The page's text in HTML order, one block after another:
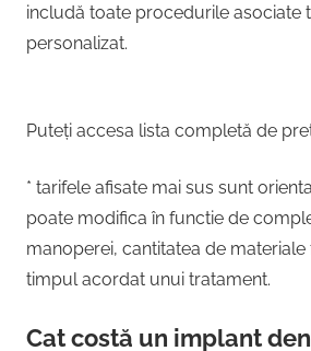
includă toate procedurile asociate
personalizat.
Puteți accesa lista completă de
* tarifele afisate mai sus sunt
poate modifica în functie de
manoperei, cantitatea de materiale
timpul acordat unui tratament.
Cat costă un implant